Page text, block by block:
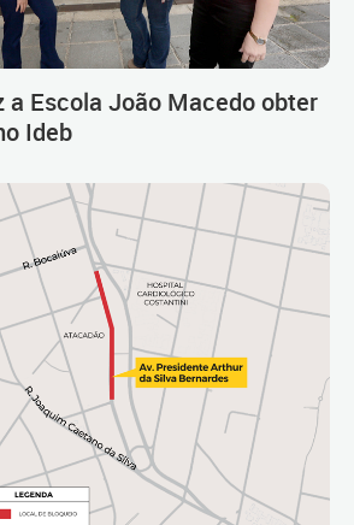
a Escola João Macedo obter
Ideb